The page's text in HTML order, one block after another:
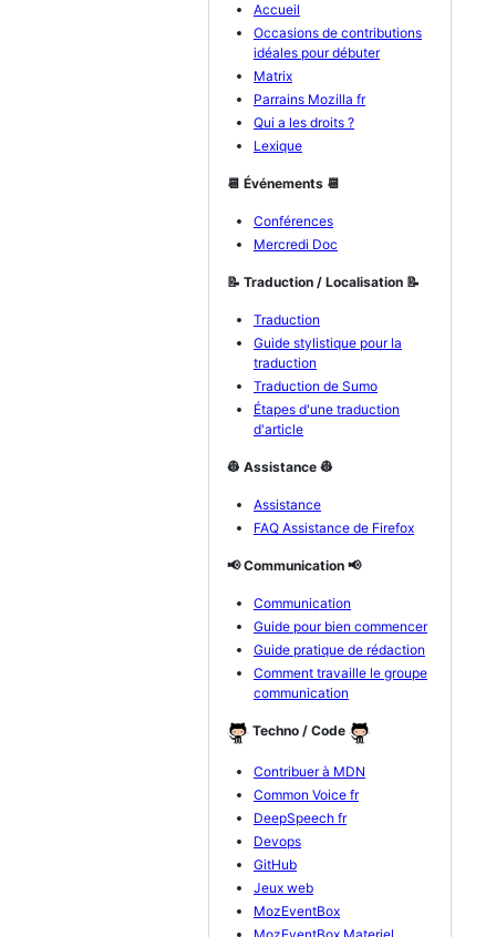
Accueil
Occasions de contributions
idéales pour débuter
Matrix
Parrains Mozilla fr
Qui a les droits ?
Lexique
📆 Événements 📆
Conférences
Mercredi Doc
📝 Traduction / Localisation 📝
Traduction
Guide stylistique pour la
traduction
Traduction de Sumo
Étapes d'une traduction
d'article
👷 Assistance 👷
Assistance
FAQ Assistance de Firefox
📢 Communication 📢
Communication
Guide pour bien commencer
Guide pratique de rédaction
Comment travaille le groupe
communication
Techno / Code
Contribuer à MDN
Common Voice fr
DeepSpeech fr
Devops
GitHub
Jeux web
MozEventBox